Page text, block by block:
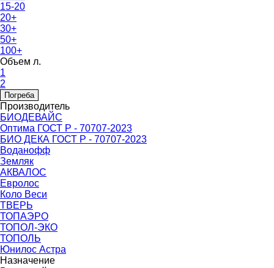
15-20
20+
30+
50+
100+
Объем л.
1
2
Погреба
Производитель
БИОДЕВАЙС
Оптима ГОСТ Р - 70707-2023
БИО ДЕКА ГОСТ Р - 70707-2023
Воданофф
Земляк
АКВАЛОС
Евролос
Коло Веси
ТВЕРЬ
ТОПАЭРО
ТОПОЛ-ЭКО
ТОПОЛЬ
Юнилос Астра
Назначение